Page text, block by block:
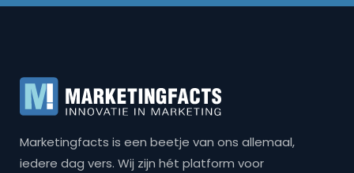
Marketingfacts is een beetje van ons allemaal,
iedere dag vers. Wij zijn hét platform voor